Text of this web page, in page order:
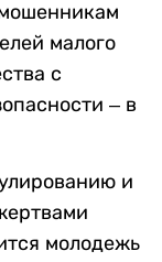
малого
с
– в
и
молодежь